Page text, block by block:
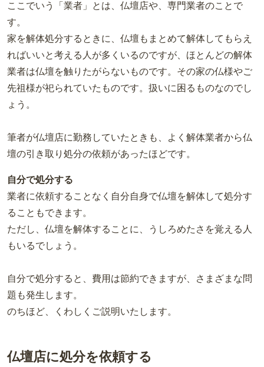
ここでいう「業者」とは、仏壇店や、専門業者のことで
す。
家を解体処分するときに、仏壇もまとめて解体してもらえ
ればいいと考える人が多くいるのですが、ほとんどの解体
業者は仏壇を触りたがらないものです。その家の仏様やご
先祖様が祀られていたものです。扱いに困るものなのでし
ょう。
筆者が仏壇店に勤務していたときも、よく解体業者から仏
壇の引き取り処分の依頼があったほどです。
自分で処分する
業者に依頼することなく自分自身で仏壇を解体して処分す
ることもできます。
ただし、仏壇を解体することに、うしろめたさを覚える人
もいるでしょう。
自分で処分すると、費用は節約できますが、さまざまな問
題も発生します。
のちほど、くわしくご説明いたします。
仏壇店に処分を依頼する